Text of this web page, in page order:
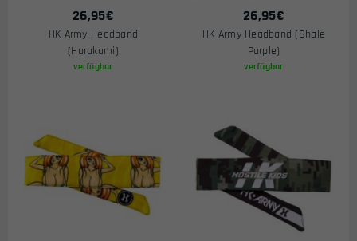
26,95€
HK Army Headband
(Hurakami)
verfügbar
26,95€
HK Army Headband (Shale
Purple)
verfügbar